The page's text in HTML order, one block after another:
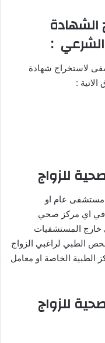
الشهادة
الشرعي :
لاستخراج شهادة
:
للزواج
مستشفى عام او
اي مركز صحي
المستشفيات
الطبي لراغبي الزواج
الطبية الخاصة او معامل
للزواج